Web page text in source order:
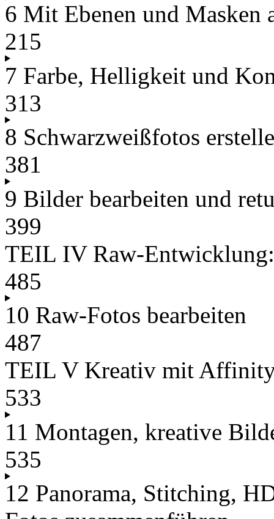
6 Mit Ebenen und Masken
215
7 Farbe, Helligkeit und
313
8 Schwarzweißfotos
381
9 Bilder bearbeiten und
399
TEIL IV Raw-
485
10 Raw-Fotos bearbeiten
487
TEIL V Kreativ mit
533
11 Montagen, kreative
535
12 Panorama, Stitching,